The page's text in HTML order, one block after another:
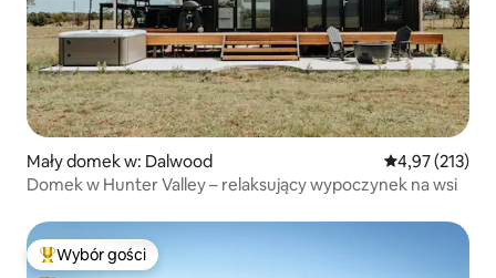
Mały domek w: Dalwood Średnia
4,97 (213)
Domek w Hunter Valley – relaksujący wypoczynek na wsi
Najpopularniejsze z kategorii Wybór gości
Wybór gości